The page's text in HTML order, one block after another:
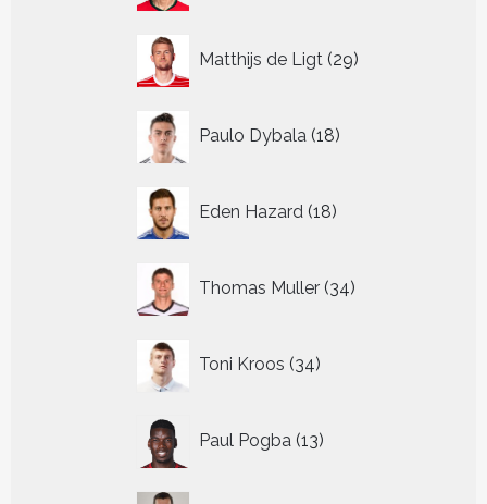
Matthijs de Ligt 29
producten
Paulo Dybala 18
producten
Eden Hazard 18
producten
Thomas Muller 34
producten
Toni Kroos 34
producten
Paul Pogba 13
producten